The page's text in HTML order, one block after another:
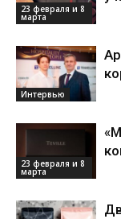
23 февраля и 8
марта
Интервью
23 февраля и 8
марта